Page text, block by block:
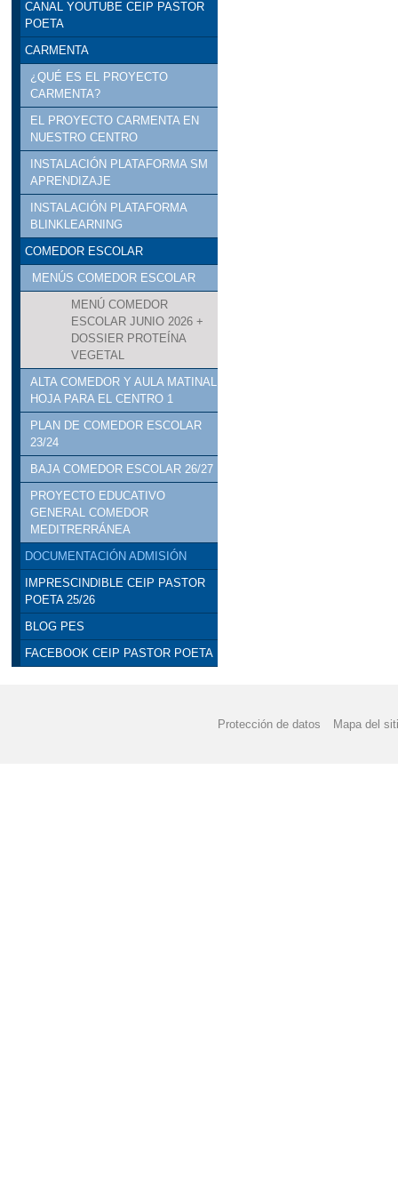
CANAL YOUTUBE CEIP PASTOR
POETA
CARMENTA
¿QUÉ ES EL PROYECTO
CARMENTA?
EL PROYECTO CARMENTA EN
NUESTRO CENTRO
INSTALACIÓN PLATAFORMA SM
APRENDIZAJE
INSTALACIÓN PLATAFORMA
BLINKLEARNING
COMEDOR ESCOLAR
MENÚS COMEDOR ESCOLAR
MENÚ COMEDOR
ESCOLAR JUNIO 2026 +
DOSSIER PROTEÍNA
VEGETAL
ALTA COMEDOR Y AULA MATINAL
HOJA PARA EL CENTRO 1
PLAN DE COMEDOR ESCOLAR
23/24
BAJA COMEDOR ESCOLAR 26/27
PROYECTO EDUCATIVO
GENERAL COMEDOR
MEDITRERRÁNEA
DOCUMENTACIÓN ADMISIÓN
IMPRESCINDIBLE CEIP PASTOR
POETA 25/26
BLOG PES
FACEBOOK CEIP PASTOR POETA
Protección de datos Mapa del